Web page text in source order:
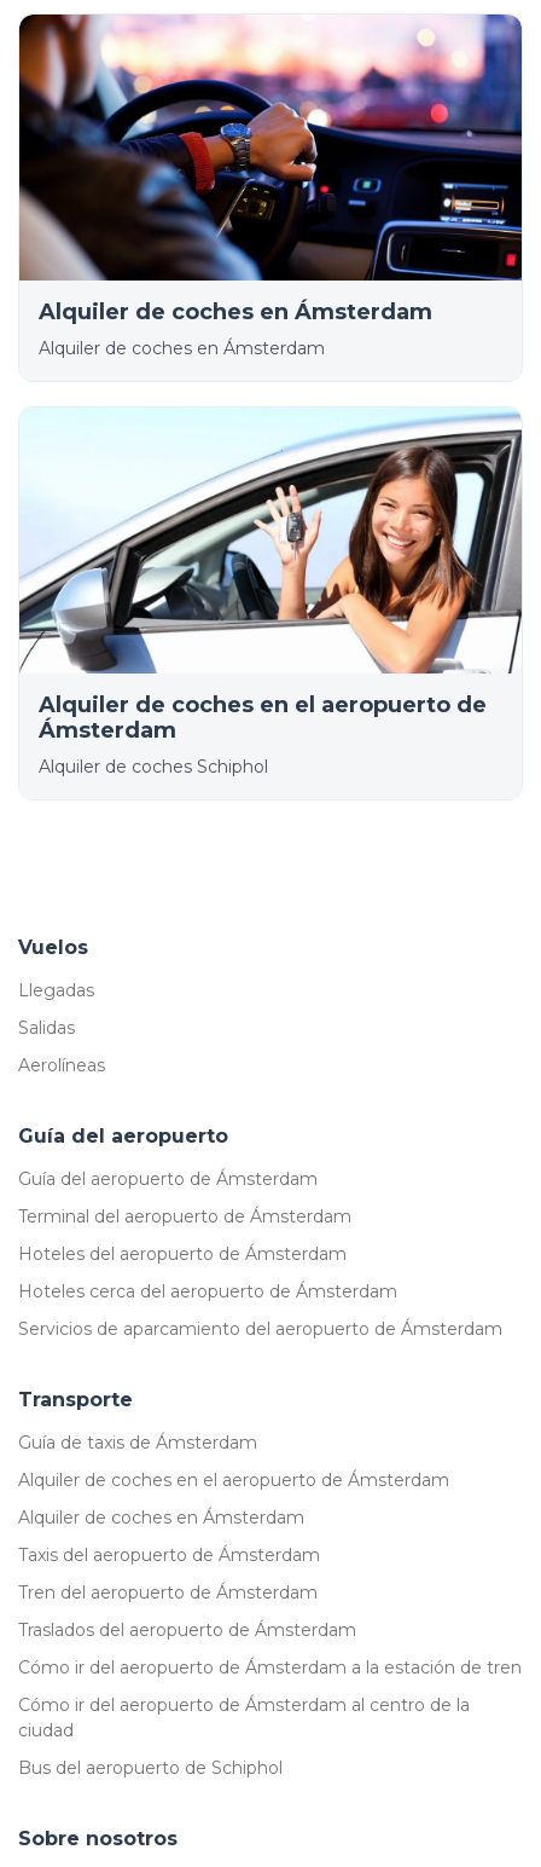
Alquiler de coches en Ámsterdam
Alquiler de coches en Ámsterdam
Alquiler de coches en el aeropuerto de
Ámsterdam
Alquiler de coches Schiphol
Vuelos
Llegadas
Salidas
Aerolíneas
Guía del aeropuerto
Guía del aeropuerto de Ámsterdam
Terminal del aeropuerto de Ámsterdam
Hoteles del aeropuerto de Ámsterdam
Hoteles cerca del aeropuerto de Ámsterdam
Servicios de aparcamiento del aeropuerto de Ámsterdam
Transporte
Guía de taxis de Ámsterdam
Alquiler de coches en el aeropuerto de Ámsterdam
Alquiler de coches en Ámsterdam
Taxis del aeropuerto de Ámsterdam
Tren del aeropuerto de Ámsterdam
Traslados del aeropuerto de Ámsterdam
Cómo ir del aeropuerto de Ámsterdam a la estación de tren
Cómo ir del aeropuerto de Ámsterdam al centro de la
ciudad
Bus del aeropuerto de Schiphol
Sobre nosotros